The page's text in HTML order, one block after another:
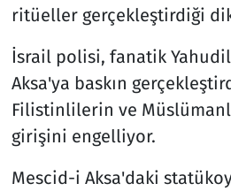
ritüeller gerçekleştirdiği
İsrail polisi, fanatik
Aksa'ya baskın
Filistinlilerin ve
girişini engelliyor.
Mescid-i Aksa'daki